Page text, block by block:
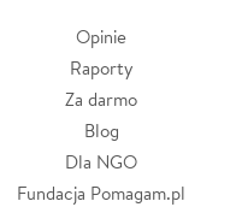
Opinie
Raporty
Za darmo
Blog
Dla NGO
Fundacja Pomagam.pl